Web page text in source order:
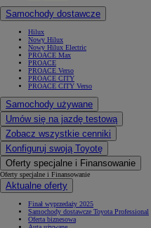
Samochody dostawcze
Hilux
Nowy Hilux
Nowy Hilux Electric
PROACE Max
PROACE
PROACE Verso
PROACE CITY
PROACE CITY Verso
Samochody używane
Umów się na jazdę testową
Zobacz wszystkie cenniki
Konfiguruj swoją Toyotę
Oferty specjalne i Finansowanie
Oferty specjalne i Finansowanie
Aktualne oferty
Finał wyprzedaży 2025
Samochody dostawcze Toyota Professional
Oferta biznesowa